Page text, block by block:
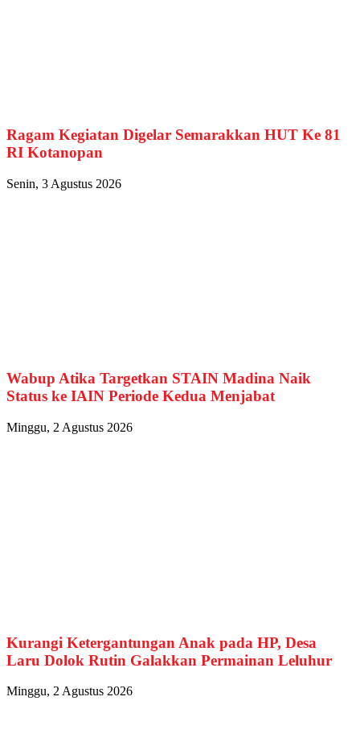
Ragam Kegiatan Digelar Semarakkan HUT Ke 81
RI Kotanopan
Senin, 3 Agustus 2026
Wabup Atika Targetkan STAIN Madina Naik
Status ke IAIN Periode Kedua Menjabat
Minggu, 2 Agustus 2026
Kurangi Ketergantungan Anak pada HP, Desa
Laru Dolok Rutin Galakkan Permainan Leluhur
Minggu, 2 Agustus 2026